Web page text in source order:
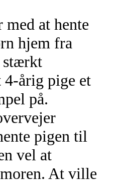
med at hente
hjem fra
stærkt
4-årig pige et
på.
pigen til
vel at
At ville